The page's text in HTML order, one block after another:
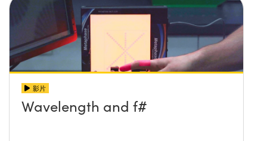
影片
Wavelength and f#